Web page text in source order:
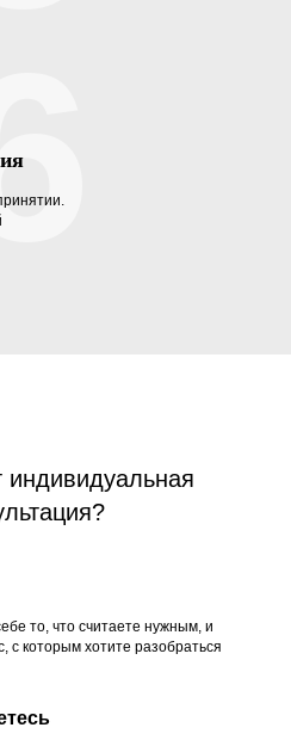
индивидуальная
то, что считаете нужным, и
с которым хотите разобраться